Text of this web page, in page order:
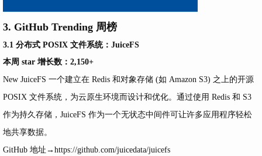
3. GitHub Trending 周榜
3.1 分布式 POSIX 文件系统：JuiceFS
本周 star 增长数：2,150+
New JuiceFS 一个建立在 Redis 和对象存储 (如 Amazon S3) 之上的开源
POSIX 文件系统，为云原生环境而设计和优化。通过使用 Redis 和 S3
作为持久存储，JuiceFS 作为一个无状态中间件可让许多应用程序轻松
地共享数据。
GitHub 地址→ https://github.com/juicedata/juicefs